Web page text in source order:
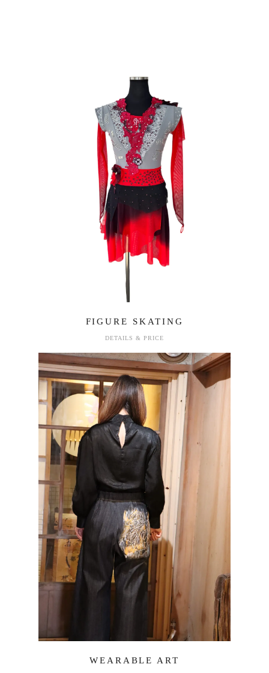
FIGURE SKATING
DETAILS & PRICE
WEARABLE ART